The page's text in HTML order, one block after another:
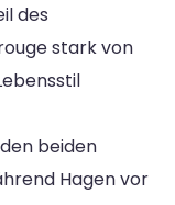
des
stark von
beiden
Hagen vor